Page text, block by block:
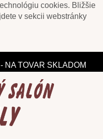
cookies. Bližšie
v sekcii webstránky
MODELY
NA TOVAR SKLADOM